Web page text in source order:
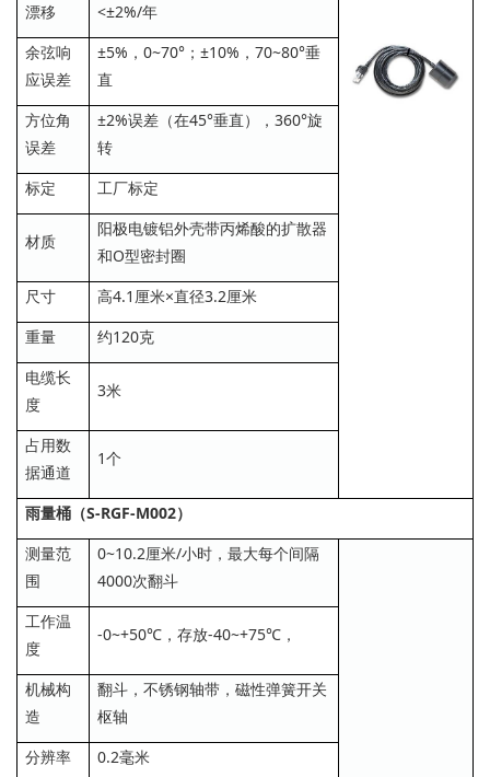
漂移
<±2%/年
余弦响
应误差
±5%，0~70°；±10%，70~80°垂
直
方位角
误差
±2%误差（在45°垂直），360°旋
转
标定
工厂标定
材质
阳极电镀铝外壳带丙烯酸的扩散器
和O型密封圈
尺寸
高4.1厘米×直径3.2厘米
重量
约120克
电缆长
度
3米
占用数
据通道
1个
雨量桶（S-RGF-M002）
测量范
围
0~10.2厘米/小时，最大每个间隔
4000次翻斗
工作温
度
-0~+50℃，存放-40~+75℃，
机械构
造
翻斗，不锈钢轴带，磁性弹簧开关
枢轴
分辨率
0.2毫米